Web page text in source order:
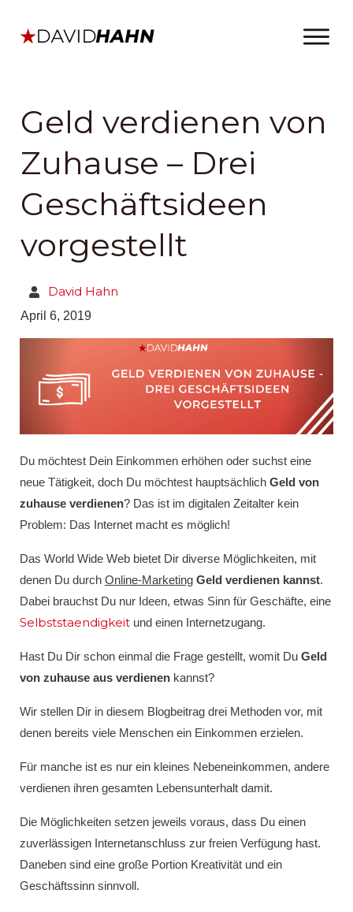
Geld verdienen von
Zuhause – Drei
Geschäftsideen
vorgestellt
David Hahn
April 6, 2019
Du möchtest Dein Einkommen erhöhen oder suchst eine
neue Tätigkeit, doch Du möchtest hauptsächlich Geld von
zuhause verdienen? Das ist im digitalen Zeitalter kein
Problem: Das Internet macht es möglich!
Das World Wide Web bietet Dir diverse Möglichkeiten, mit
denen Du durch Online-Marketing Geld verdienen kannst.
Dabei brauchst Du nur Ideen, etwas Sinn für Geschäfte, eine
Selbststaendigkeit und einen Internetzugang.
Hast Du Dir schon einmal die Frage gestellt, womit Du Geld
von zuhause aus verdienen kannst?
Wir stellen Dir in diesem Blogbeitrag drei Methoden vor, mit
denen bereits viele Menschen ein Einkommen erzielen.
Für manche ist es nur ein kleines Nebeneinkommen, andere
verdienen ihren gesamten Lebensunterhalt damit.
Die Möglichkeiten setzen jeweils voraus, dass Du einen
zuverlässigen Internetanschluss zur freien Verfügung hast.
Daneben sind eine große Portion Kreativität und ein
Geschäftssinn sinnvoll.